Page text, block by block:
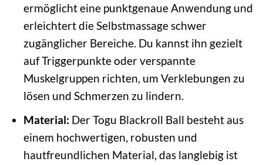
ermöglicht eine punktgenaue Anwendung und
erleichtert die Selbstmassage schwer
zugänglicher Bereiche. Du kannst ihn gezielt
auf Triggerpunkte oder verspannte
Muskelgruppen richten, um Verklebungen zu
lösen und Schmerzen zu lindern.
Material: Der Togu Blackroll Ball besteht aus
einem hochwertigen, robusten und
hautfreundlichen Material, das langlebig ist